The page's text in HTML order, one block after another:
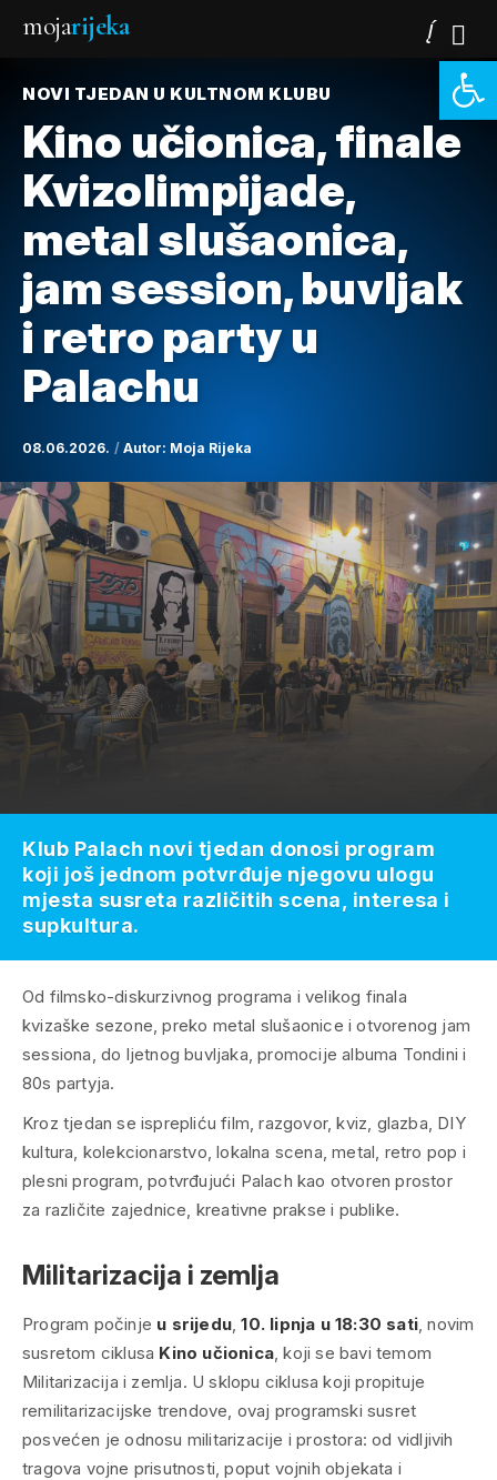
mojarijeka
NOVI TJEDAN U KULTNOM KLUBU
Kino učionica, finale
Kvizolimpijade,
metal slušaonica,
jam session, buvljak
i retro party u
Palachu
08.06.2026. Autor: Moja Rijeka
Od filmsko-diskurzivnog programa i velikog finala
kvizaške sezone, preko metal slušaonice i otvorenog jam
sessiona, do ljetnog buvljaka, promocije albuma Tondini i
80s partyja.
Kroz tjedan se isprepliću film, razgovor, kviz, glazba, DIY
kultura, kolekcionarstvo, lokalna scena, metal, retro pop i
plesni program, potvrđujući Palach kao otvoren prostor
za različite zajednice, kreativne prakse i publike.
Militarizacija i zemlja
Program počinje u srijedu ,10. lipnja u 18:30 sati , novim
susretom ciklusa Kino učionica , koji se bavi temom
Militarizacija i zemlja. U sklopu ciklusa koji propituje
remilitarizacijske trendove, ovaj programski susret
posvećen je odnosu militarizacije i prostora: od vidljivih
tragova vojne prisutnosti, poput vojnih objekata i
Klub Palach novi tjedan donosi program
koji još jednom potvrđuje njegovu ulogu
mjesta susreta različitih scena, interesa i
supkultura.